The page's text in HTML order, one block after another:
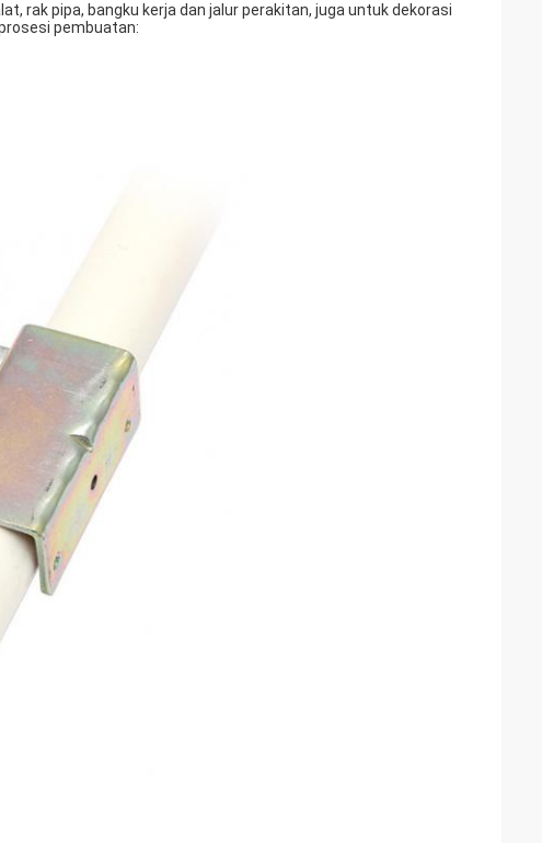
rak pipa, bangku kerja dan jalur perakitan, juga untuk dekorasi
pembuatan: